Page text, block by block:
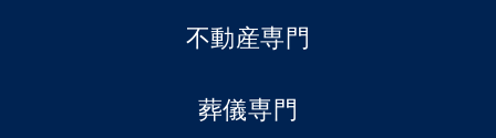
不動産専門
葬儀専門